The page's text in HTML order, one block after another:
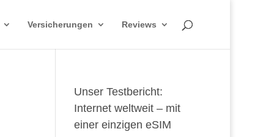
Versicherungen Reviews
Unser Testbericht:
Internet weltweit – mit
einer einzigen eSIM